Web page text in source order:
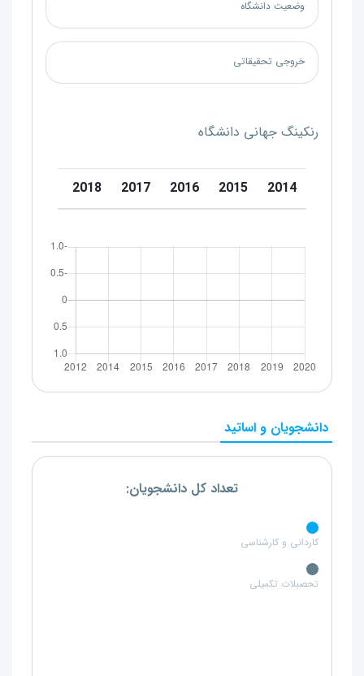
وضعیت دانشگاه
خروجی تحقیقاتی
رنکینگ جهانی دانشگاه
2014
2015
2016
2017
2018
دانشجویان و اساتید
تعداد کل دانشجویان:
کاردانی و کارشناسی
تحصبلات تکمیلی